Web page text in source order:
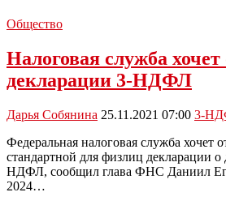
Общество
Налоговая служба хочет
декларации 3-НДФЛ
Дарья Собянина 25.11.2021 07:00 3-
Федеральная налоговая служба хочет
стандартной для физлиц декларации
НДФЛ, сообщил глава ФНС Даниил
2024…